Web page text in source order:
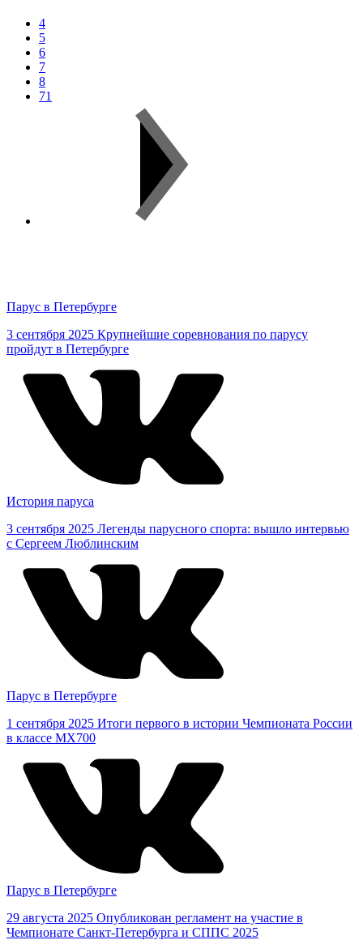
4
5
6
7
8
71
Парус в Петербурге
3 сентября 2025 Крупнейшие соревнования по парусу
пройдут в Петербурге
История паруса
3 сентября 2025 Легенды парусного спорта: вышло интервью
с Сергеем Люблинским
Парус в Петербурге
1 сентября 2025 Итоги первого в истории Чемпионата России
в классе MX700
Парус в Петербурге
29 августа 2025 Опубликован регламент на участие в
Чемпионате Санкт-Петербурга и СППС 2025